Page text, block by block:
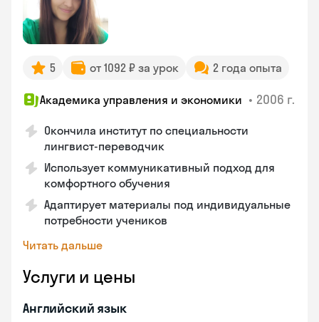
5 от 1092 ₽ за урок 2 года опыта
Академика управления и экономики • 2006 г.
Окончила институт по специальности
лингвист-переводчик
Использует коммуникативный подход для
комфортного обучения
Адаптирует материалы под индивидуальные
потребности учеников
Читать дальше
Услуги и цены
Английский язык